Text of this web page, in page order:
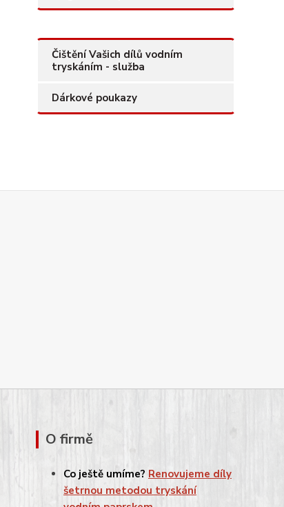
Čištění Vašich dílů vodním
tryskáním - služba
Dárkové poukazy
O firmě
Co ještě umíme? Renovujeme díly
šetrnou metodou tryskání